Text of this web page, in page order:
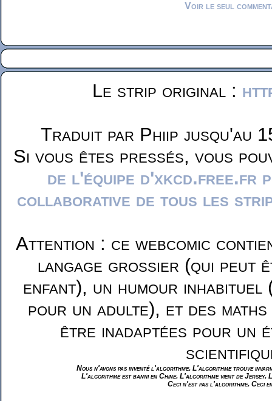
Voir le seul
Le strip original :
Traduit par Phiip jusqu'au
Si vous êtes pressés, vous
de l'équipe d'xkcd.free.fr
collaborative de tous les
Attention : ce webcomic
langage grossier (qui peut
enfant), un humour inhabituel
pour un adulte), et des maths
être inadaptées pour un
Nous n'avons pas inventé l'algorithme. L'algorithme trouve
L'algorithme est banni en Chine. L'algorithme vient de Jersey.
Ceci n'est pas l'algorithme. Ceci